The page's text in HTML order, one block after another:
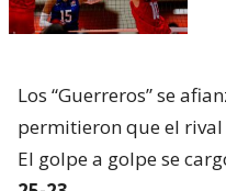
Los “Guerreros” se
permitieron que el rival
El golpe a golpe se